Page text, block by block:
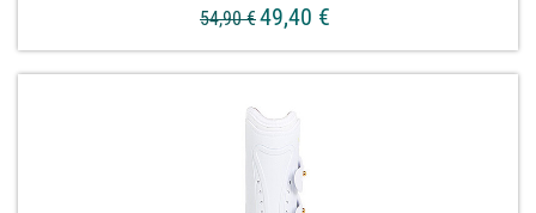
54,90 €49,40 €